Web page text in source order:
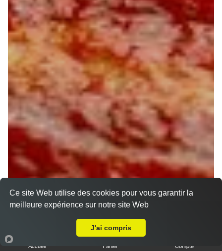
Accueil Panier Compte
Ce site Web utilise des cookies pour vous garantir la
meilleure expérience sur notre site Web
J'ai compris